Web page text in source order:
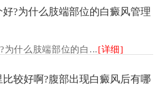
?为什么肢端部位的白癜风管理
为什么肢端部位的白...[详细]
较好啊?腹部出现白癜风后有哪